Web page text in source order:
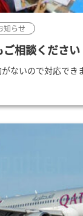
知らせ
相談ください
ないので対応でき